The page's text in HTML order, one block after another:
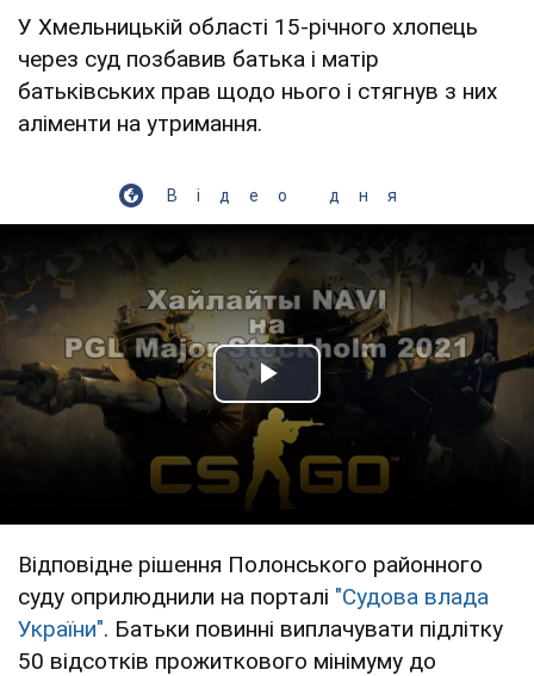
У Хмельницькій області 15-річного хлопець
через суд позбавив батька і матір
батьківських прав щодо нього і стягнув з них
аліменти на утримання.
Відео дня
Play Video
Відповідне рішення Полонського районного
суду оприлюднили на порталі "Судова влада
України". Батьки повинні виплачувати підлітку
50 відсотків прожиткового мінімуму до